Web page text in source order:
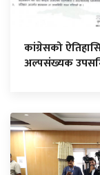
कांग्रेसको
अल्पसंख्यक